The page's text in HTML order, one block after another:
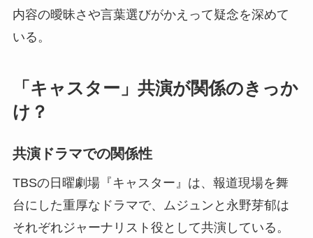
内容の曖昧さや言葉選びがかえって疑念を深めて
いる。
「キャスター」共演が関係のきっか
け？
共演ドラマでの関係性
TBSの日曜劇場『キャスター』は、報道現場を舞
台にした重厚なドラマで、ムジュンと永野芽郁は
それぞれジャーナリスト役として共演している。